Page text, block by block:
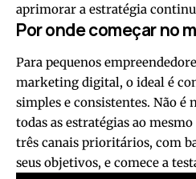
aprimorar a estratégia
Por onde começar no
Para pequenos
marketing digital, o ideal é
simples e consistentes. Não é
todas as estratégias ao
três canais prioritários, com
seus objetivos, e comece a